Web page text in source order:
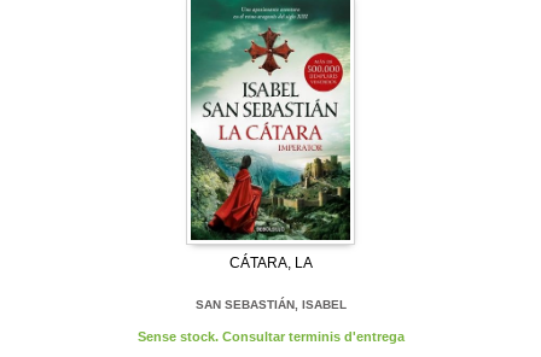
CÁTARA, LA
SAN SEBASTIÁN, ISABEL
Sense stock. Consultar terminis d'entrega